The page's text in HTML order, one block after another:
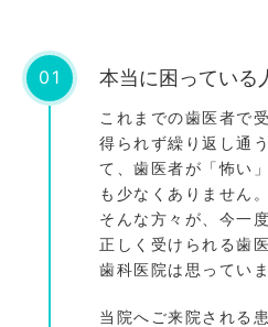
01 本当に困っている
これまでの歯医者で
得られず繰り返し通
て、歯医者が「怖い
も少なくありません。
そんな方々が、今一
正しく受けられる歯
歯科医院は思っていま
当院へご来院される